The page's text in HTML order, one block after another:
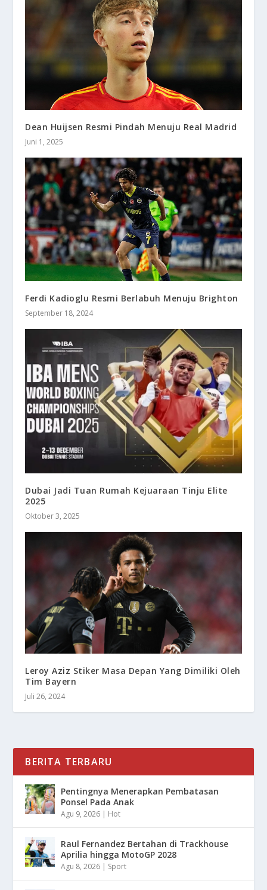
Dean Huijsen Resmi Pindah Menuju Real Madrid
Juni 1, 2025
Ferdi Kadioglu Resmi Berlabuh Menuju Brighton
September 18, 2024
Dubai Jadi Tuan Rumah Kejuaraan Tinju Elite
2025
Oktober 3, 2025
Leroy Aziz Stiker Masa Depan Yang Dimiliki Oleh
Tim Bayern
Juli 26, 2024
BERITA TERBARU
Pentingnya Menerapkan Pembatasan
Ponsel Pada Anak
Agu 9, 2026 Hot
Raul Fernandez Bertahan di Trackhouse
Aprilia hingga MotoGP 2028
Agu 8, 2026 Sport